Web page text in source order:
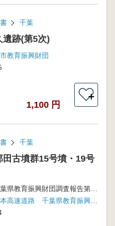
千葉
遺跡(第5次)
教育振興財団
1,100 円
＋
千葉
田古墳群15号墳・19号
千葉県教育振興財団調査報告第798集
東日本高速道路 千葉県教育振興財団